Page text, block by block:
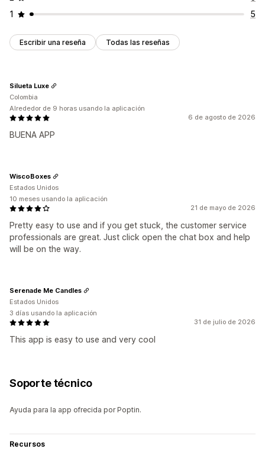
1
5
Escribir una reseña Todas las reseñas
6 de agosto de 2026
BUENA APP
Silueta Luxe
Colombia
Alrededor de 9 horas usando la aplicación
21 de mayo de 2026
Pretty easy to use and if you get stuck, the customer service
professionals are great. Just click open the chat box and help
will be on the way.
WiscoBoxes
Estados Unidos
10 meses usando la aplicación
31 de julio de 2026
This app is easy to use and very cool
Serenade Me Candles
Estados Unidos
3 días usando la aplicación
Soporte técnico
Ayuda para la app ofrecida por Poptin.
Recursos